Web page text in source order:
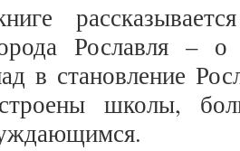
Рославля –
в становление
школы,